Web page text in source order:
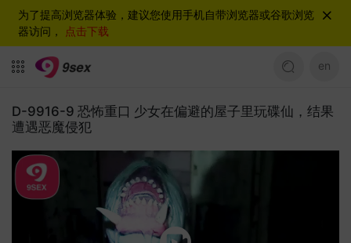
为了提高浏览器体验，建议您使用手机自带浏览器或谷歌浏览
器访问， 点击下载
en
D-9916-9 恐怖重口 少女在偏避的屋子里玩碟仙，结果
遭遇恶魔侵犯